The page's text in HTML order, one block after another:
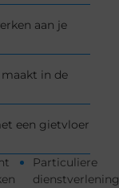
aan je
in de
een gietvloer
Particuliere